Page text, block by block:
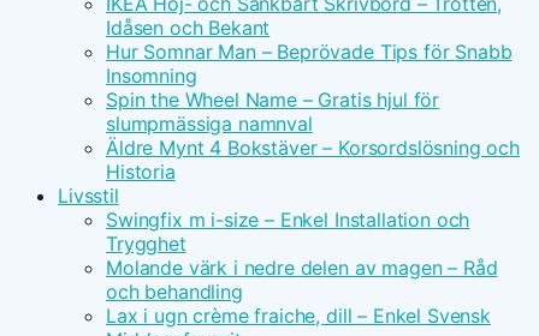
Idåsen och Bekant
Hur Somnar Man – Beprövade Tips för Snabb
Insomning
Spin the Wheel Name – Gratis hjul för
slumpmässiga namnval
Äldre Mynt 4 Bokstäver – Korsordslösning och
Historia
Livsstil
Swingfix m i-size – Enkel Installation och
Trygghet
Molande värk i nedre delen av magen – Råd
och behandling
Lax i ugn crème fraiche, dill – Enkel Svensk